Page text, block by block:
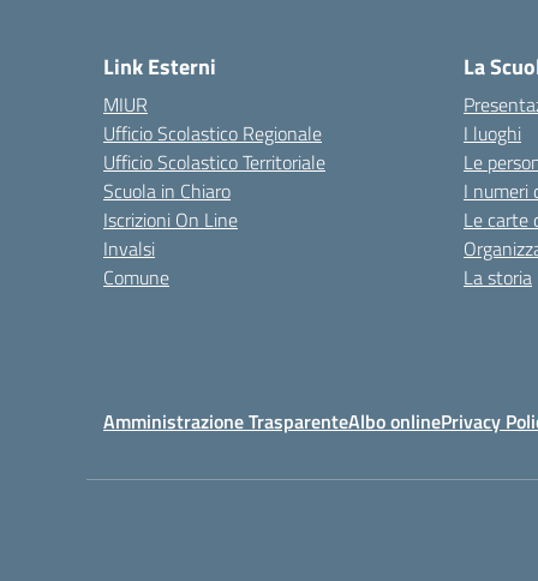
Link Esterni
MIUR
Ufficio Scolastico Regionale
Ufficio Scolastico Territoriale
Scuola in Chiaro
Iscrizioni On Line
Invalsi
Comune
La
I luoghi
Le
I numeri
Le carte
La storia
Amministrazione TrasparenteAlbo onlinePrivacy